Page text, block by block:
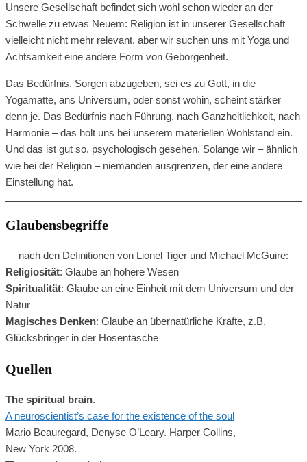
Unsere Gesellschaft befindet sich wohl schon wieder an der
Schwelle zu etwas Neuem: Religion ist in unserer Gesellschaft
vielleicht nicht mehr relevant, aber wir suchen uns mit Yoga und
Achtsamkeit eine andere Form von Geborgenheit.
Das Bedürfnis, Sorgen abzugeben, sei es zu Gott, in die
Yogamatte, ans Universum, oder sonst wohin, scheint stärker
denn je. Das Bedürfnis nach Führung, nach Ganzheitlichkeit, nach
Harmonie – das holt uns bei unserem materiellen Wohlstand ein.
Und das ist gut so, psychologisch gesehen. Solange wir – ähnlich
wie bei der Religion – niemanden ausgrenzen, der eine andere
Einstellung hat.
Glaubensbegriffe
— nach den Definitionen von Lionel Tiger und Michael McGuire:
Religiosität: Glaube an höhere Wesen
Spiritualität: Glaube an eine Einheit mit dem Universum und der
Natur
Magisches Denken: Glaube an übernatürliche Kräfte, z.B.
Glücksbringer in der Hosentasche
Quellen
The spiritual brain.
A neuroscientist’s case for the existence of the soul
Mario Beauregard, Denyse O’Leary. Harper Collins,
New York 2008.